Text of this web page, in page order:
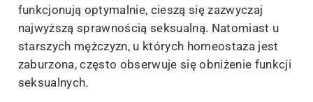
funkcjonują optymalnie, cieszą się zazwyczaj
najwyższą sprawnością seksualną. Natomiast u
starszych mężczyzn, u których homeostaza jest
zaburzona, często obserwuje się obniżenie funkcji
seksualnych.